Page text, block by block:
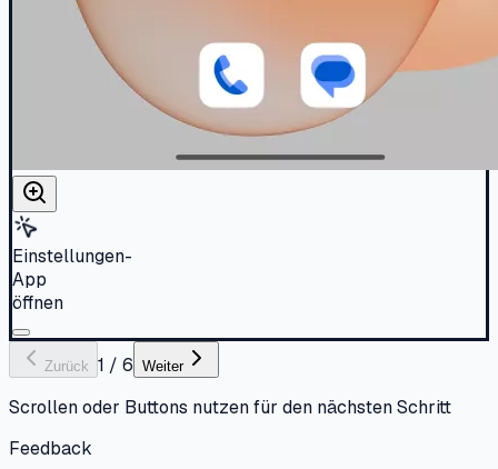
Einstellungen-
App
öffnen
Zurück 1 / 6 Weiter
Scrollen oder Buttons nutzen für den nächsten Schritt
Feedback